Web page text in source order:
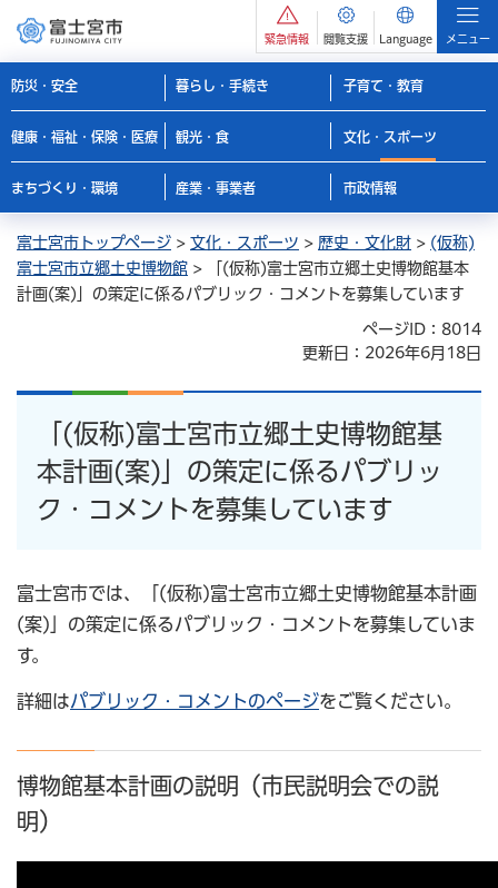
緊急情報 閲覧支援 Language メニュー
防災・安全 暮らし・手続き 子育て・教育
健康・福祉・保険・医療 観光・食 文化・スポーツ
まちづくり・環境 産業・事業者 市政情報
富士宮市トップページ > 文化・スポーツ > 歴史・文化財 > (仮称)
富士宮市立郷土史博物館 > 「(仮称)富士宮市立郷土史博物館基本
計画(案)」の策定に係るパブリック・コメントを募集しています
ページID：8014
更新日：2026年6月18日
「(仮称)富士宮市立郷土史博物館基
本計画(案)」の策定に係るパブリッ
ク・コメントを募集しています
富士宮市では、「(仮称)富士宮市立郷土史博物館基本計画
(案)」の策定に係るパブリック・コメントを募集していま
す。
詳細はパブリック・コメントのページをご覧ください。
博物館基本計画の説明（市民説明会での説
明）